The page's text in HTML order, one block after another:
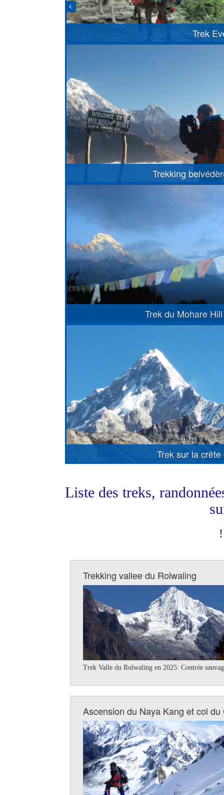
Trek
Trekking
Trek du Mohare
Trek sur la
Liste des treks,
Trekking vallee du Rolwaling
Trek Valle du Rolwaling en 2025: Contrée
Ascension du Naya Kang et col du